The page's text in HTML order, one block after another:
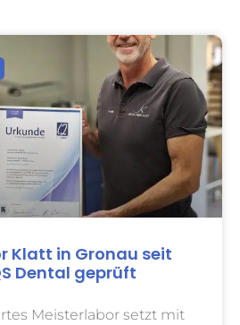
Klatt in Gronau seit
Dental geprüft
Meisterlabor setzt mit